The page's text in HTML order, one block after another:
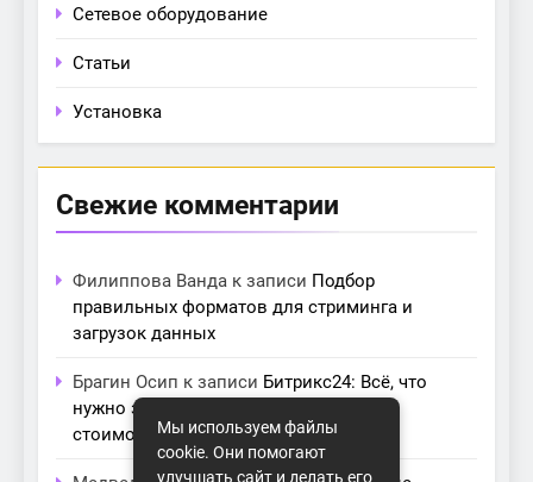
Сетевое оборудование
Статьи
Установка
Свежие комментарии
Филиппова Ванда к записи Подбор
правильных форматов для стриминга и
загрузок данных
Брагин Осип к записи Битрикс24: Всё, что
нужно знать о лицензиях, тарифах и
стоимости в компании Айтекс
Мы используем файлы
cookie. Они помогают
улучшать сайт и делать его